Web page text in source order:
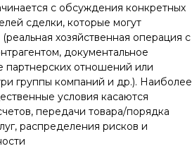
с обсуждения конкретных
сделки, которые могут
(реальная хозяйственная операция с
документальное
партнерских отношений или
группы компаний и др.). Наиболее
условия касаются
передачи товара/порядка
распределения рисков и